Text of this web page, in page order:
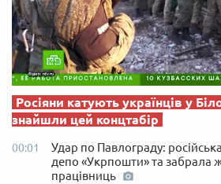
Росіяни катують українців у
знайшли цей концтабір
00:01
Удар по Павлограду:
депо «Укрпошти» та забрала
працівниць